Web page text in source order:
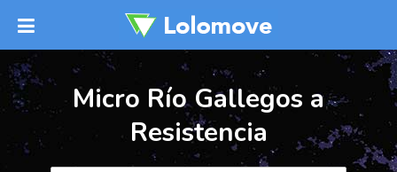
Micro Río Gallegos a
Resistencia